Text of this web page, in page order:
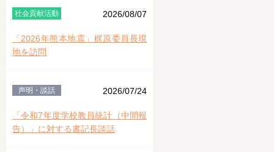
社会貢献活動 2026/08/07
「2026年熊本地震」梶原委員長現
地を訪問
声明・談話 2026/07/24
「令和7年度学校教員統計（中間報
告）」に対する書記長談話